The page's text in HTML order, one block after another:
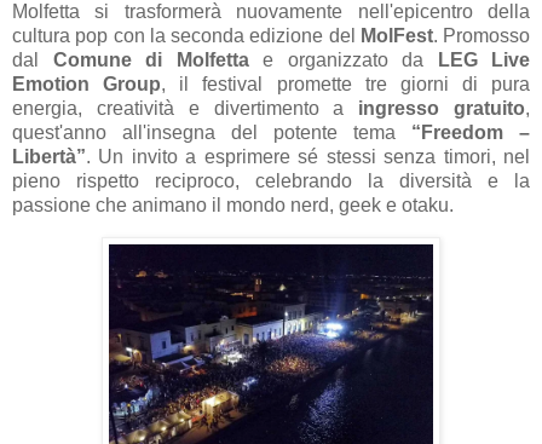
Molfetta si trasformerà nuovamente nell'epicentro della
cultura pop con la seconda edizione del
MolFest. Promosso
dal Comune di Molfettae organizzato da
LEG Live
Emotion Group, il festival promette tre giorni di pura
energia, creatività e divertimento a ingresso gratuito,
quest'anno all'insegna del potente tema “Freedom –
Libertà”. Un invito a esprimere sé stessi senza timori, nel
pieno rispetto reciproco, celebrando la diversità e la
passione che animano il mondo nerd, geek e otaku.